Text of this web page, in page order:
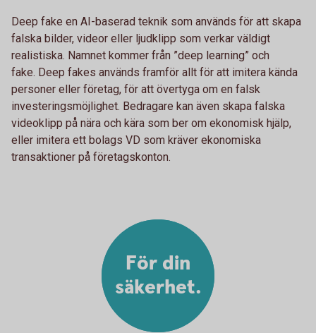
Deep fake en AI-baserad teknik som används för att skapa
falska bilder, videor eller ljudklipp som verkar väldigt
realistiska. Namnet kommer från ”deep learning” och
fake. Deep fakes används framför allt för att imitera kända
personer eller företag, för att övertyga om en falsk
investeringsmöjlighet. Bedragare kan även skapa falska
videoklipp på nära och kära som ber om ekonomisk hjälp,
eller imitera ett bolags VD som kräver ekonomiska
transaktioner på företagskonton.
För din
säkerhet.